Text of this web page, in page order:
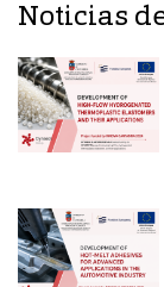
Noticias